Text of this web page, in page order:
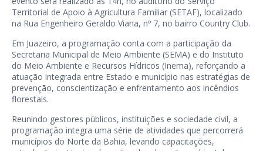
Territorial de Apoio à Agricultura Familiar (SETAF), localizado
na Rua Engenheiro Geraldo Viana, nº 7, no bairro Country Club.
Em Juazeiro, a programação conta com a participação da
Secretaria Municipal de Meio Ambiente (SEMA) e do Instituto
do Meio Ambiente e Recursos Hídricos (Inema), reforçando a
atuação integrada entre Estado e município nas estratégias de
prevenção, conscientização e enfrentamento aos incêndios
florestais.
Reunindo gestores públicos, instituições e sociedade civil, a
programação integra uma série de atividades que percorrerá
municípios do Norte da Bahia, levando capacitações,